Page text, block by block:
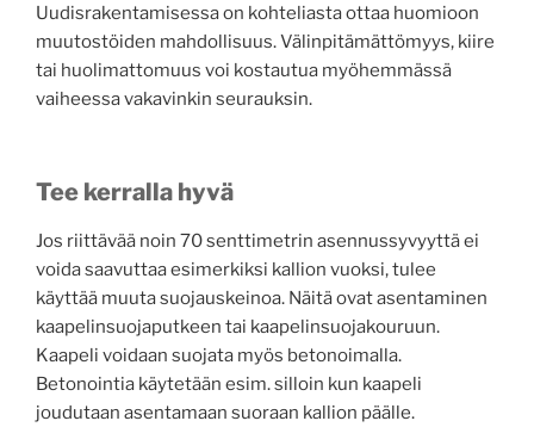
Uudisrakentamisessa on kohteliasta ottaa huomioon
muutostöiden mahdollisuus. Välinpitämättömyys, kiire
tai huolimattomuus voi kostautua myöhemmässä
vaiheessa vakavinkin seurauksin.
Tee kerralla hyvä
Jos riittävää noin 70 senttimetrin asennussyvyyttä ei
voida saavuttaa esimerkiksi kallion vuoksi, tulee
käyttää muuta suojauskeinoa. Näitä ovat asentaminen
kaapelinsuojaputkeen tai kaapelinsuojakouruun.
Kaapeli voidaan suojata myös betonoimalla.
Betonointia käytetään esim. silloin kun kaapeli
joudutaan asentamaan suoraan kallion päälle.